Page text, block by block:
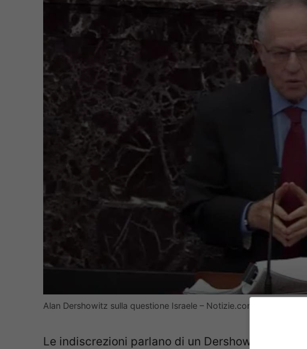
Alan Dershowitz sulla questione Israele – Notizie.com – © Ansa
Le indiscrezioni parlano di un Dershowitz pronto